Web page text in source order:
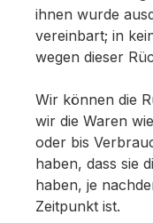
ihnen wurde
vereinbart; in
wegen dieser
Wir können die
wir die Waren
oder bis
haben, dass sie
haben, je
Zeitpunkt ist.